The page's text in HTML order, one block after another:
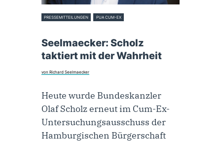
PRESSEMITTEILUNGEN PUA CUM-EX
Seelmaecker: Scholz
taktiert mit der Wahrheit
von Richard Seelmaecker
Heute wurde Bundeskanzler
Olaf Scholz erneut im Cum-Ex-
Untersuchungsausschuss der
Hamburgischen Bürgerschaft